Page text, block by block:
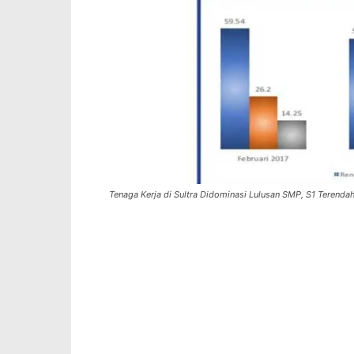
Tenaga Kerja di Sultra Didominasi Lulusan SMP, S1